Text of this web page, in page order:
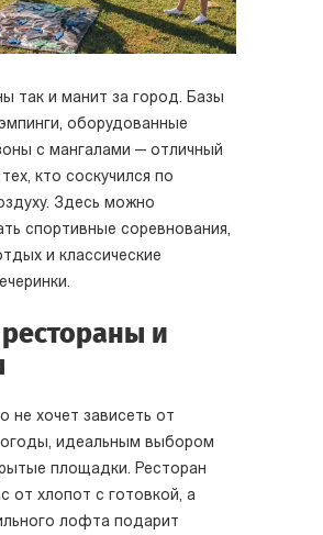
так и манит за город. Базы
оборудованные
с мангалами — отличный
кто соскучился по
Здесь можно
спортивные соревнования,
и классические
и
не хочет зависеть от
идеальным выбором
площадки. Ресторан
от хлопот с готовкой, а
лофта подарит